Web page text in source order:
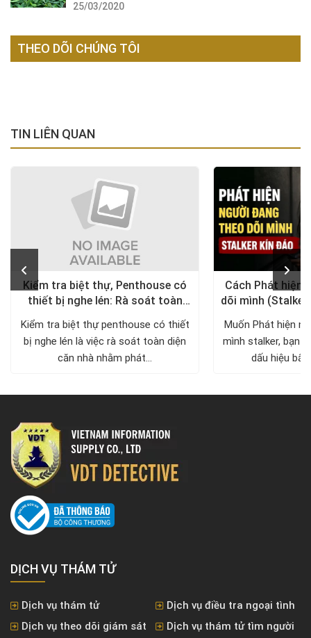
25/03/2020
THEO DÕI CHÚNG TÔI
TIN LIÊN QUAN
Kiểm tra biệt thự, Penthouse có
thiết bị nghe lén: Rà soát toàn
diện, trả lại không gian riêng tư
Kiểm tra biệt thự penthouse có thiết
bị nghe lén là việc rà soát toàn diện
căn nhà nhằm phát...
Cách Phát hiện
dõi mình
Muốn Phát hiện
mình stalker, bạn
dấu hiệu bất
DỊCH VỤ THÁM TỬ
Dịch vụ thám tử
Dịch vụ điều tra ngoại tình
Dịch vụ theo dõi giám sát
Dịch vụ thám tử tìm người